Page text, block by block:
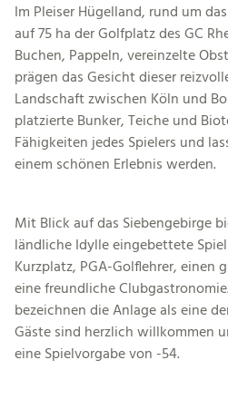
Im Pleiser Hügelland, rund um
auf 75 ha der Golfplatz des GC
Buchen, Pappeln, vereinzelte
prägen das Gesicht dieser
Landschaft zwischen Köln und
platzierte Bunker, Teiche und
Fähigkeiten jedes Spielers und
einem schönen Erlebnis werden.
Mit Blick auf das Siebengebirge
ländliche Idylle eingebettete
Kurzplatz, PGA-Golflehrer, einen
eine freundliche
bezeichnen die Anlage als eine
Gäste sind herzlich willkommen
eine Spielvorgabe von -54.